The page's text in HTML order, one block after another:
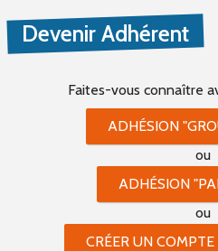
Devenir Adhérent
Faites-vous connaître
ADHÉSION
ou
ADHÉSION
ou
CRÉER UN